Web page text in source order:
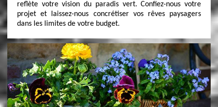
reflète votre vision du paradis vert. Confiez-nous votre
projet et laissez-nous concrétiser vos rêves paysagers
dans les limites de votre budget.